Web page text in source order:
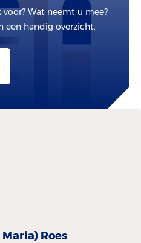
Wat neemt u mee?
een handig overzicht.
Maria) Roes